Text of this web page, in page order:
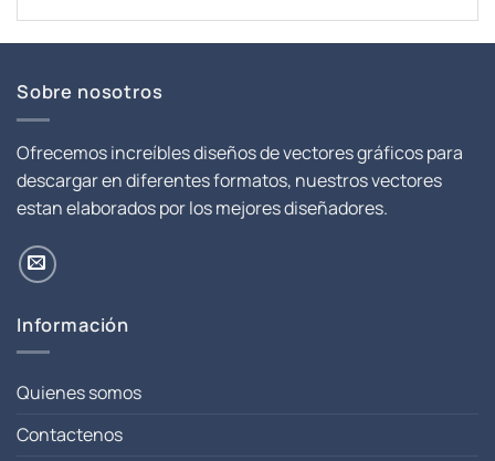
$ 8.00.$ 1.00.
Sobre nosotros
Ofrecemos increíbles diseños de vectores gráficos para
descargar en diferentes formatos, nuestros vectores
estan elaborados por los mejores diseñadores.
Información
Quienes somos
Contactenos